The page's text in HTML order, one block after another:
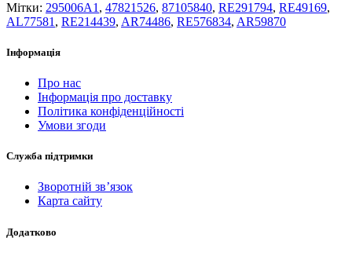
Мітки: 295006A1 , 47821526, 87105840, RE291794, RE49169,
AL77581 , RE214439, AR74486, RE576834, AR59870
Інформація
Про нас
Інформація про доставку
Політика конфіденційності
Умови згоди
Служба підтримки
Зворотній зв’язок
Карта сайту
Додатково